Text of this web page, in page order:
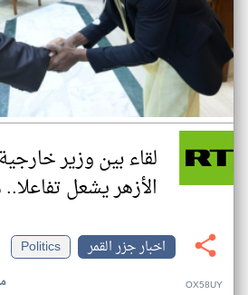
لقاء بين وزير
الأزهر يشعل
اخبار جزر القمر
Politics
OX58UY